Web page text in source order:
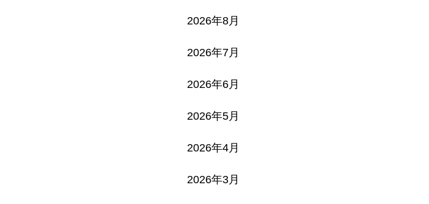
2026年8月
2026年7月
2026年6月
2026年5月
2026年4月
2026年3月